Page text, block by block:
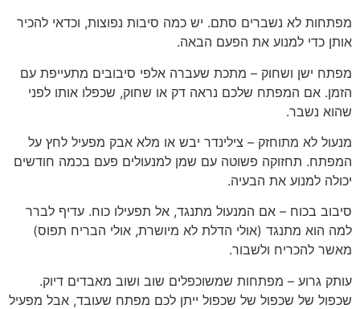
מפתחות לא נשברים סתם. יש כמה סיבות נפוצות, וכדאי להכיר
אותן כדי למנוע את הפעם הבאה.
מפתח ישן ושחוק – מתכת שעברה אלפי סיבובים מתעייפת עם
הזמן. אם המפתח שלכם נראה דק או שחוק, שכפלו אותו לפני
שהוא נשבר.
מנעול לא מתוחזק – צילינדר יבש או מלא אבק מפעיל לחץ על
המפתח. תחזוקה פשוטה עם שמן למנעולים פעם בכמה חודשים
יכולה למנוע את הבעיה.
סיבוב בכוח – אם המנעול מתנגד, אל תפעילו כוח. עדיף לברר
למה הוא מתנגד (אולי הדלת לא מיושרת, אולי הבריח תפוס)
מאשר להכריח ולשבור.
עותק גרוע – מפתחות שמשוכפלים שוב ושוב מאבדים דיוק.
שכפול של שכפול של שכפול ייתן לכם מפתח שעובד, אבל מפעיל